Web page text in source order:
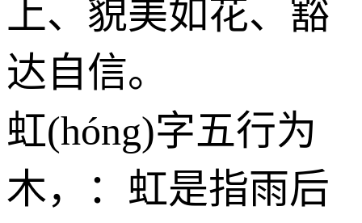
上、貌美如花、豁
达自信。
虹(hóng)字五行为
木，：虹是指雨后